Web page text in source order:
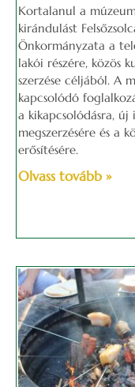
Kortalanul a
kirándulást
Önkormányzata a
lakói részére, közös
szerzése céljából. A
kapcsolódó
a kikapcsolódásra, új
megszerzésére és a
erősítésére.
Olvass tovább »